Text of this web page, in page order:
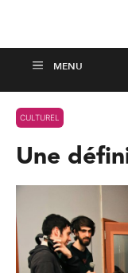
CULTUREL
Une